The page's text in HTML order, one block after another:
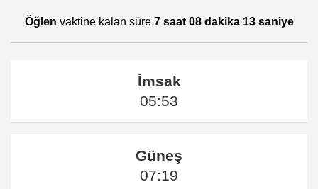
Öğlen vaktine kalan süre 7 saat 08 dakika 13 saniye
İmsak
05:53
Güneş
07:19